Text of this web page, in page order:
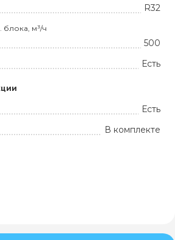
R32
блока, м³/ч
500
Есть
Есть
В комплекте